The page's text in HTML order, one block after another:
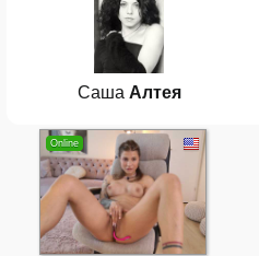
Саша Алтея